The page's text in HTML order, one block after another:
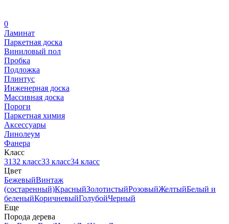
0
Ламинат
Паркетная доска
Виниловый пол
Пробка
Подложка
Плинтус
Инженерная доска
Массивная доска
Пороги
Паркетная химия
Аксессуары
Линолеум
Фанера
Класс
3132 класс33 класс34 класс
Цвет
БежевыйВинтаж
(состаренный)КрасныйЗолотистыйРозовыйЖелтыйБелый и
беленыйКоричневыйГолубойЧерный
Еще
Порода дерева